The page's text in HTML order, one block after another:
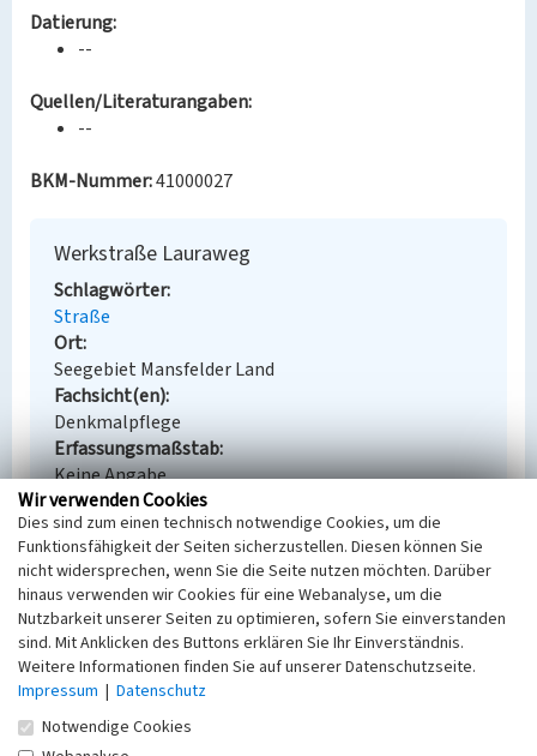
Datierung:
--
Quellen/Literaturangaben:
--
BKM-Nummer:41000027
Werkstraße Lauraweg
Schlagwörter
Straße
Ort
Seegebiet Mansfelder Land
Fachsicht(en)
Denkmalpflege
Erfassungsmaßstab
Keine Angabe
Erfassungsmethode
Übernahme aus externer Fachdatenbank
Empfohlene Zitierweise
Urheberrechtlicher Hinweis
Der hier präsentierte Inhalt steht unter der freien
Lizenz dl-by-de/2.0 (Namensnennung). Die
Wir verwenden Cookies
Dies sind zum einen technisch notwendige Cookies, um die
Funktionsfähigkeit der Seiten sicherzustellen. Diesen können Sie
nicht widersprechen, wenn Sie die Seite nutzen möchten. Darüber
hinaus verwenden wir Cookies für eine Webanalyse, um die
Nutzbarkeit unserer Seiten zu optimieren, sofern Sie einverstanden
sind. Mit Anklicken des Buttons erklären Sie Ihr Einverständnis.
Weitere Informationen finden Sie auf unserer Datenschutzseite.
Impressum | Datenschutz
Notwendige Cookies